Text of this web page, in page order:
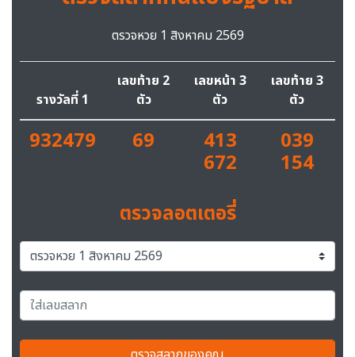
ตรวจหวย 1 สิงหาคม 2569
รางวัลที่ 1
เลขท้าย 2
ตัว
เลขหน้า 3
ตัว
เลขท้าย 3
ตัว
932479 69 413
672
039
154
ตรวจลอตเตอรี่